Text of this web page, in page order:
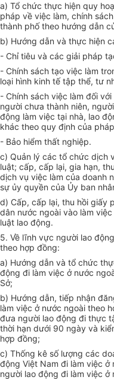
a) Tổ chức thực hiện quy
pháp về việc làm, chính
thành phố theo hướng dẫn
b) Hướng dẫn và thực hiện
- Chỉ tiêu và các giải pháp
- Chính sách tạo việc làm
loại hình kinh tế tập thể, tư
- Chính sách việc làm đối
người chưa thành niên,
động làm việc tại nhà, lao
khác theo quy định của
- Bảo hiểm thất nghiệp.
c) Quản lý các tổ chức dịch
luật; cấp, cấp lại, gia hạn,
dịch vụ việc làm của doanh
sự ủy quyền của Ủy ban
d) Cấp, cấp lại, thu hồi giấy
dân nước ngoài vào làm
luật lao động.
5. Về lĩnh vực người lao
theo hợp đồng:
a) Hướng dẫn và tổ chức
động đi làm việc ở nước
Sở;
b) Hướng dẫn, tiếp nhận
làm việc ở nước ngoài theo
đưa người lao động đi thực
thời hạn dưới 90 ngày và
hợp đồng;
c) Thống kê số lượng các
động Việt Nam đi làm việc
người lao động đi làm việc